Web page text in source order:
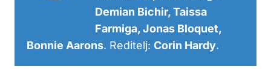
Demian Bichir, Taissa
Farmiga, Jonas Bloquet,
Bonnie Aarons. Reditelj: Corin Hardy.